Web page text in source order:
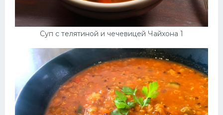
Суп с телятиной и чечевицей Чайхона 1